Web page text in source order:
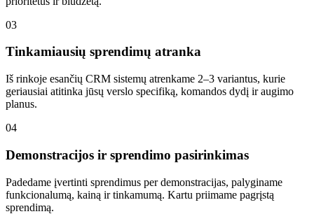
03
Tinkamiausių sprendimų atranka
Iš rinkoje esančių CRM sistemų atrenkame 2–3 variantus, kurie
geriausiai atitinka jūsų verslo specifiką, komandos dydį ir augimo
planus.
04
Demonstracijos ir sprendimo pasirinkimas
Padedame įvertinti sprendimus per demonstracijas, palyginame
funkcionalumą, kainą ir tinkamumą. Kartu priimame pagrįstą
sprendimą.